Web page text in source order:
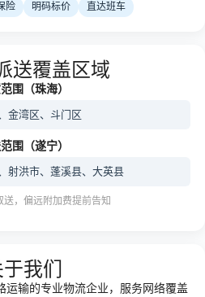
险 明码标价 直达班车
送覆盖区域
围（珠海）
金湾区、斗门区
围（遂宁）
射洪市、蓬溪县、大英县
送，偏远附加费提前告知
我们
运输的专业物流企业，服务网络覆盖